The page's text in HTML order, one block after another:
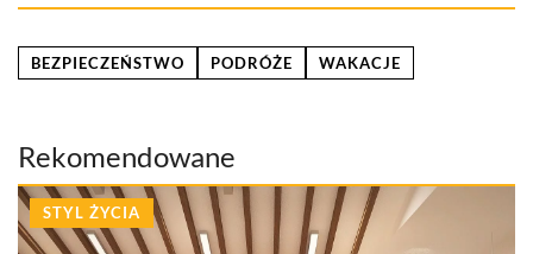
BEZPIECZEŃSTWO PODRÓŻE WAKACJE
Rekomendowane
STYL ŻYCIA